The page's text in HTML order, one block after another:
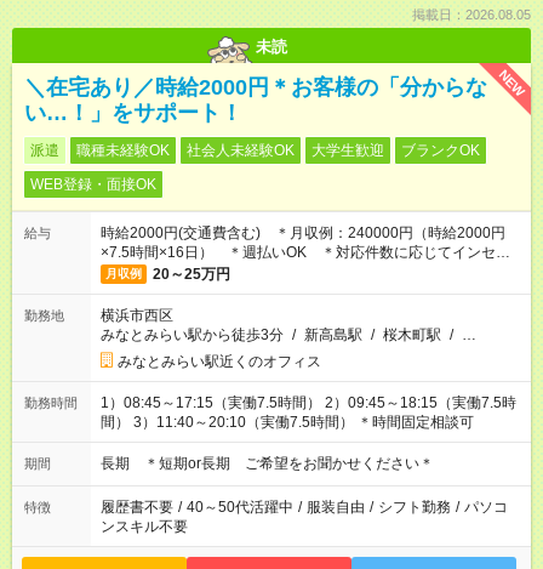
掲載日：2026.08.05
未読
NEW
＼在宅あり／時給2000円＊お客様の「分からな
い…！」をサポート！
派遣 職種未経験OK 社会人未経験OK 大学生歓迎
ブランクOK
WEB登録・面接OK
給与
時給2000円(交通費含む) ＊月収例：240000円（時給2000円
×7.5時間×16日） ＊週払いOK ＊対応件数に応じてインセン
ティブあり！MAX15,000円(規定あり)
月収例 20～25万円
勤務地
横浜市西区
みなとみらい駅から徒歩3分 / 新高島駅 / 桜木町駅 / …
みなとみらい駅近くのオフィス
勤務時間
1）08:45～17:15（実働7.5時間） 2）09:45～18:15（実働7.5時
間） 3）11:40～20:10（実働7.5時間） ＊時間固定相談可
期間 長期 ＊短期or長期 ご希望をお聞かせください＊
特徴 履歴書不要 / 40～50代活躍中 / 服装自由 / シフト勤務 / パソコ
ンスキル不要